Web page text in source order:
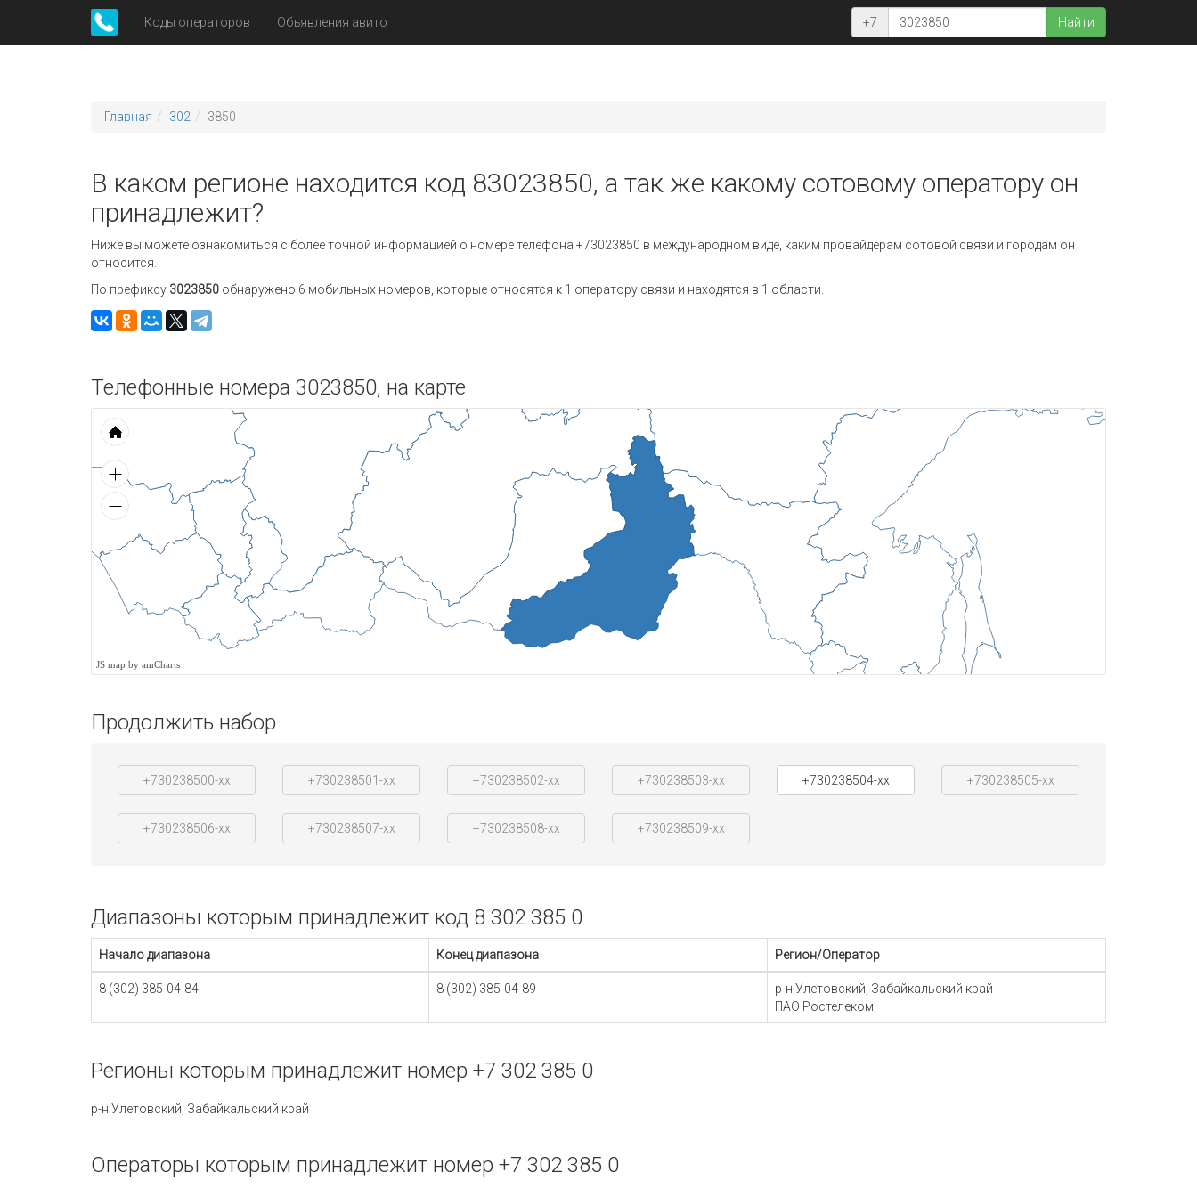
Коды операторов Объявления авито +7 Найти
Главная 302 3850
В каком регионе находится код 83023850, а так же какому сотовому оператору он
принадлежит?
Ниже вы можете ознакомиться с более точной информацией о номере телефона +73023850 в международном виде, каким провайдерам сотовой связи и городам он
относится.
По префиксу 3023850 обнаружено 6 мобильных номеров, которые относятся к 1 оператору связи и находятся в 1 области.
Телефонные номера 3023850, на карте
JS map by amCharts
Продолжить набор
+730238500-xx +730238501-xx +730238502-xx +730238503-xx +730238504-xx +730238505-xx
+730238506-xx +730238507-xx +730238508-xx +730238509-xx
Диапазоны которым принадлежит код 8 302 385 0
Начало диапазона Конец диапазона Регион/Оператор
8 (302) 385-04-84 8 (302) 385-04-89
р-н Улетовский, Забайкальский край
ПАО Ростелеком
Регионы которым принадлежит номер +7 302 385 0
р-н Улетовский, Забайкальский край
Операторы которым принадлежит номер +7 302 385 0